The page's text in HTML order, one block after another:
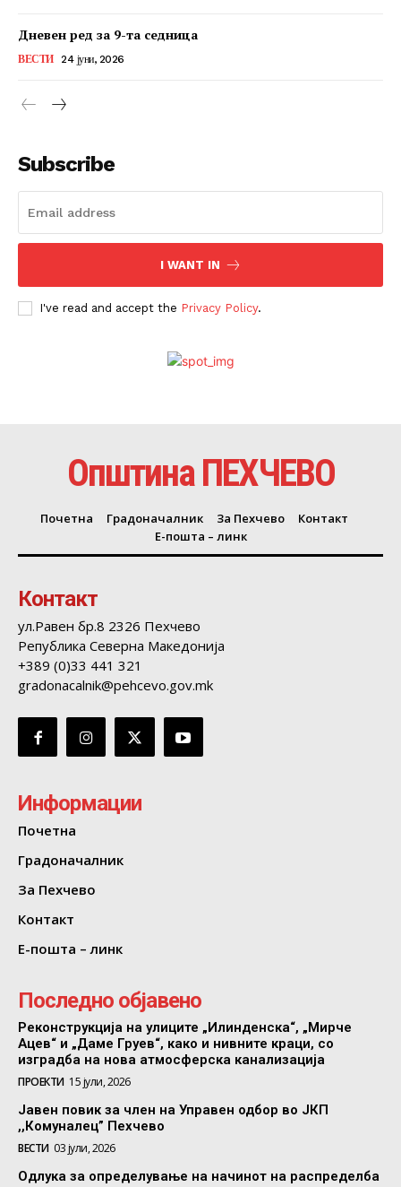
Дневен ред за 9-та седница
ВЕСТИ 24 јуни, 2026
Subscribe
I WANT IN
I've read and accept the Privacy Policy.
Општина ПЕХЧЕВО
Почетна Градоначалник За Пехчево
Контакт
Е-пошта – линк
Контакт
ул.Равен бр.8 2326 Пехчево
Република Северна Македонија
+389 (0)33 441 321
gradonacalnik@pehcevo.gov.mk
Информации
Почетна
Градоначалник
За Пехчево
Контакт
Е-пошта – линк
Последно објавено
Реконструкција на улиците „Илинденска“, „Мирче
Ацев“ и „Даме Груев“, како и нивните краци, со
изградба на нова атмосферска канализација
ПРОЕКТИ 15 јули, 2026
Јавен повик за член на Управен одбор во ЈКП
,,Комуналец” Пехчево
ВЕСТИ 03 јули, 2026
Одлука за определување на начинот на распределба